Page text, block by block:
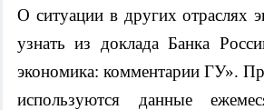
О ситуации в других отраслях
узнать из доклада Банка
экономика: комментарии ГУ».
используются данные